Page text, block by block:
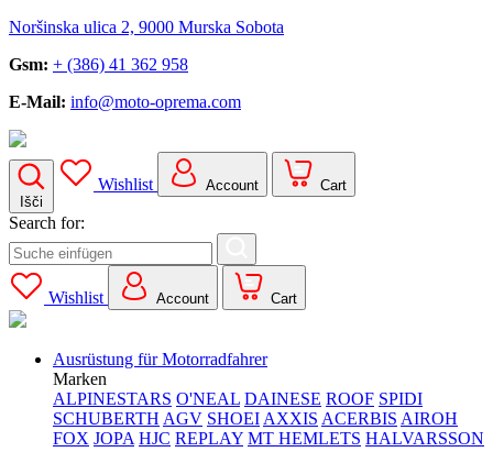
Noršinska ulica 2, 9000 Murska Sobota
Gsm: + (386) 41 362 958
E-Mail: info@moto-oprema.com
Išči
Wishlist Account Cart
Search for:
Wishlist Account Cart
Ausrüstung für Motorradfahrer
Marken
ALPINESTARS O'NEAL DAINESE ROOF SPIDI
SCHUBERTH AGV SHOEI AXXIS ACERBIS AIROH
FOX JOPA HJC REPLAY MT HEMLETS HALVARSSON